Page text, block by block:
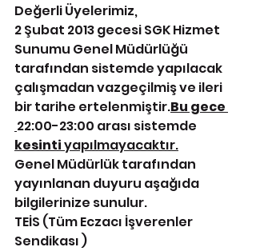
Değerli Üyelerimiz,
2 Şubat 2013 gecesi SGK Hizmet
Sunumu Genel Müdürlüğü
tarafından sistemde yapılacak
çalışmadan vazgeçilmiş ve ileri
bir tarihe ertelenmiştir.Bu gece
22:00-23:00 arası sistemde
kesinti yapılmayacaktır.
Genel Müdürlük tarafından
yayınlanan duyuru aşağıda
bilgilerinize sunulur.
TEİS (Tüm Eczacı İşverenler
Sendikası )